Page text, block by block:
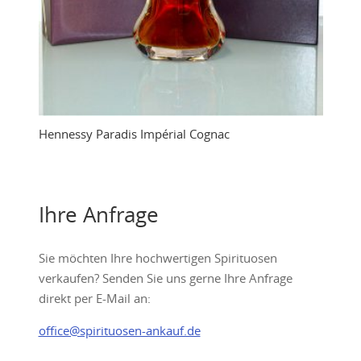
Hennessy Paradis Impérial Cognac
Ihre Anfrage
Sie möchten Ihre hochwertigen Spirituosen
verkaufen? Senden Sie uns gerne Ihre Anfrage
direkt per E-Mail an:
office@spirituosen-ankauf.de